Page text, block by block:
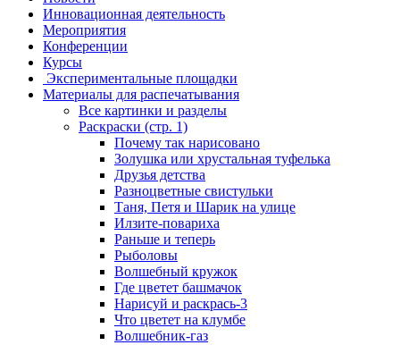
Инновационная деятельность
Мероприятия
Конференции
Курсы
Экспериментальные площадки
Материалы для распечатывания
Все картинки и разделы
Раскраски (стр. 1)
Почему так нарисовано
Золушка или хрустальная туфелька
Друзья детства
Разноцветные свистульки
Таня, Петя и Шарик на улице
Илзите-повариха
Раньше и теперь
Рыболовы
Волшебный кружок
Где цветет башмачок
Нарисуй и раскрась-3
Что цветет на клумбе
Волшебник-газ